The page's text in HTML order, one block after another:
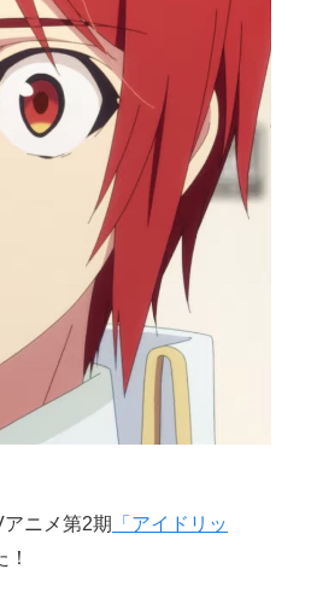
ニメ第2期
「アイドリッ